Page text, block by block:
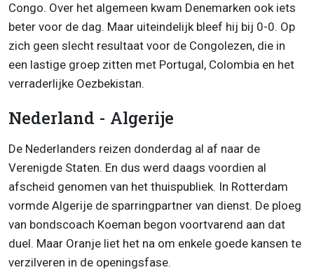
Congo. Over het algemeen kwam Denemarken ook iets
beter voor de dag. Maar uiteindelijk bleef hij bij 0-0. Op
zich geen slecht resultaat voor de Congolezen, die in
een lastige groep zitten met Portugal, Colombia en het
verraderlijke Oezbekistan.
Nederland - Algerije
De Nederlanders reizen donderdag al af naar de
Verenigde Staten. En dus werd daags voordien al
afscheid genomen van het thuispubliek. In Rotterdam
vormde Algerije de sparringpartner van dienst. De ploeg
van bondscoach Koeman begon voortvarend aan dat
duel. Maar Oranje liet het na om enkele goede kansen te
verzilveren in de openingsfase.